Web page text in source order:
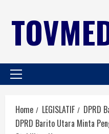
Home LEGISLATIF
DPRD
DPRD Barito Utara Minta